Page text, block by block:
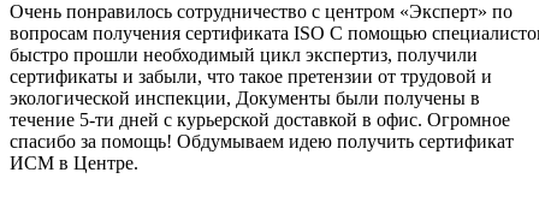
Очень понравилось сотрудничество с центром «Эксперт» по
вопросам получения сертификата ISO С помощью
быстро прошли необходимый цикл экспертиз, получили
сертификаты и забыли, что такое претензии от трудовой и
экологической инспекции, Документы были получены в
течение 5-ти дней с курьерской доставкой в офис. Огромное
спасибо за помощь! Обдумываем идею получить сертификат
ИСМ в Центре.